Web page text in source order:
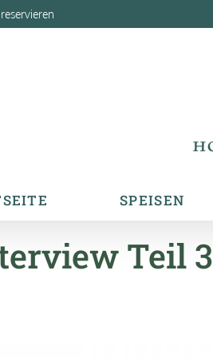
SPEISEN
Teil 3